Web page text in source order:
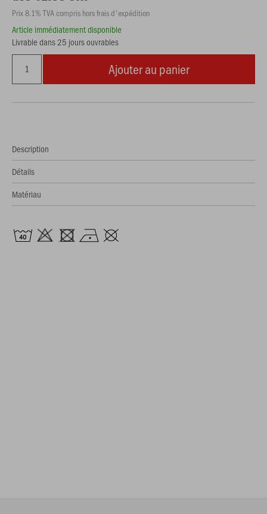
Prix 8.1% TVA compris hors frais d'expédition
Article immédiatement disponible
Livrable dans 25 jours ouvrables
Ajouter au panier
Description
Détails
Matériau